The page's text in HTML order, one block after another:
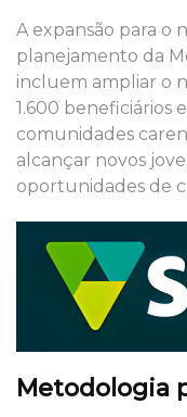
A expansão para o
planejamento da
incluem ampliar o
1.600 beneficiários
comunidades
alcançar novos
oportunidades de
Metodologia